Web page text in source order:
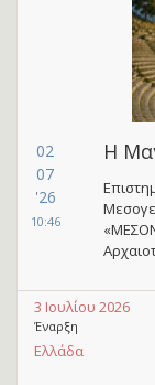
02
07
'26
10:46
Η
3 Ιουλίου 2026
Έναρξη
Ελλάδα